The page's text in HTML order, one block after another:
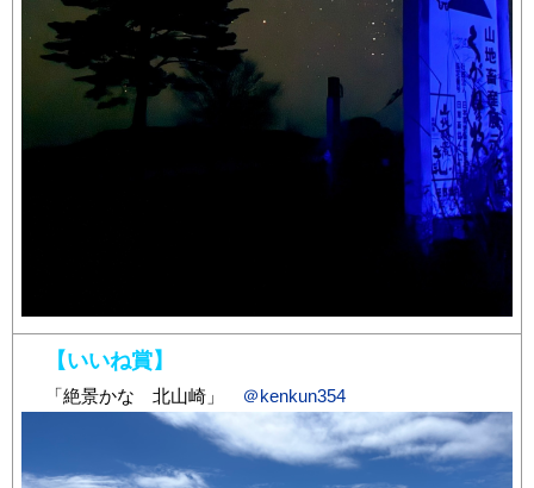
【いいね賞】
「絶景かな 北山崎」 ＠kenkun354